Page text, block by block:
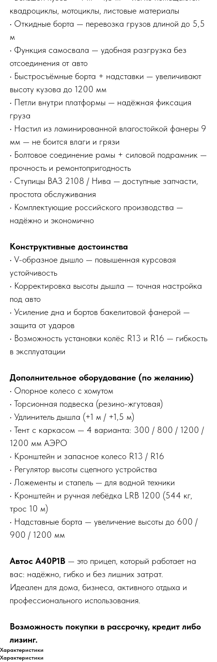
квадроциклы, мотоциклы, листовые материалы
• Откидные борта — перевозка грузов длиной до 5,5
м
• Функция самосвала — удобная разгрузка без
отсоединения от авто
• Быстросъёмные борта + надставки — увеличивают
высоту кузова до 1200 мм
• Петли внутри платформы — надёжная фиксация
груза
• Настил из ламинированной влагостойкой фанеры 9
мм — не боится влаги и грязи
• Болтовое соединение рамы + силовой подрамник —
прочность и ремонтопригодность
• Ступицы ВАЗ 2108 / Нива — доступные запчасти,
простота обслуживания
• Комплектующие российского производства —
надёжно и экономично
Конструктивные достоинства
• V-образное дышло — повышенная курсовая
устойчивость
• Корректировка высоты дышла — точная настройка
под авто
• Усиление дна и бортов бакелитовой фанерой —
защита от ударов
• Возможность установки колёс R13 и R16 — гибкость
в эксплуатации
Дополнительное оборудование (по желанию)
• Опорное колесо с хомутом
• Торсионная подвеска (резино-жгутовая)
• Удлинитель дышла (+1 м / +1,5 м)
• Тент с каркасом — 4 варианта: 300 / 800 / 1200 /
1200 мм АЭРО
• Кронштейн и запасное колесо R13 / R16
• Регулятор высоты сцепного устройства
• Ложементы и стапель — для водной техники
• Кронштейн и ручная лебёдка LRB 1200 (544 кг,
трос 10 м)
• Надставные борта — увеличение высоты до 600 /
900 / 1200 мм
Автос A40P1B — это прицеп, который работает на
вас: надёжно, гибко и без лишних затрат.
Идеален для дома, бизнеса, активного отдыха и
профессионального использования.
Возможность покупки в рассрочку, кредит либо
лизинг.
Характеристики
Характеристики